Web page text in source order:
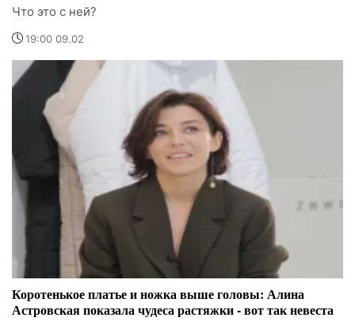
Что это с ней?
19:00 09.02
Коротенькое платье и ножка выше головы: Алина
Астровская показала чудеса растяжки - вот так невеста